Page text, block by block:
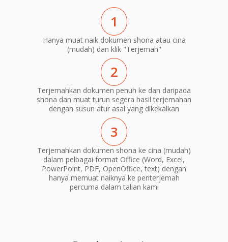
1
Hanya muat naik dokumen shona atau cina
(mudah) dan klik "Terjemah"
2
Terjemahkan dokumen penuh ke dan daripada
shona dan muat turun segera hasil terjemahan
dengan susun atur asal yang dikekalkan
3
Terjemahkan dokumen shona ke cina (mudah)
dalam pelbagai format Office (Word, Excel,
PowerPoint, PDF, OpenOffice, text) dengan
hanya memuat naiknya ke penterjemah
percuma dalam talian kami